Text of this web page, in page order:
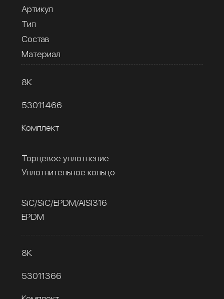
Артикул
Тип
Состав
Материал
8К
53011466
Комплект
Торцевое уплотнение
Уплотнительное кольцо
SiC/SiC/EPDM/AISI316
EPDM
8К
53011366